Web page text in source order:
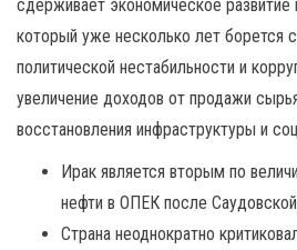
сдерживает экономическое развитие
который уже несколько лет борется
политической нестабильности и
увеличение доходов от продажи
восстановления инфраструктуры и
Ирак является вторым по
нефти в ОПЕК после
Страна неоднократно